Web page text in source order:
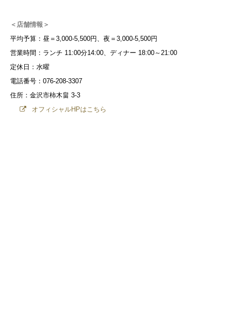
＜店舗情報＞
平均予算：昼＝3,000-5,500円、夜＝3,000-5,500円
営業時間：ランチ 11:00分14:00、ディナー 18:00～21:00
定休日：水曜
電話番号：076-208-3307
住所：金沢市柿木畠 3-3
オフィシャルHPはこちら